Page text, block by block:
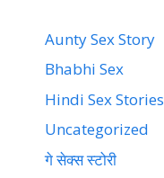
Aunty Sex Story
Bhabhi Sex
Hindi Sex Stories
Uncategorized
गे सेक्स स्टोरी